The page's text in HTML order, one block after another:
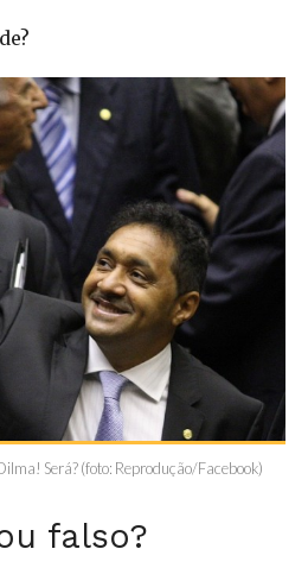
Será? (foto: Reprodução/Facebook)
falso?